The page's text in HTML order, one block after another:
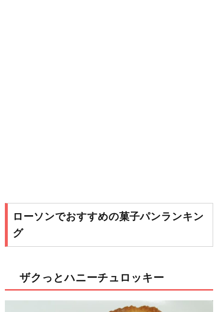
ローソンでおすすめの菓子パンランキン
グ
ザクっとハニーチュロッキー